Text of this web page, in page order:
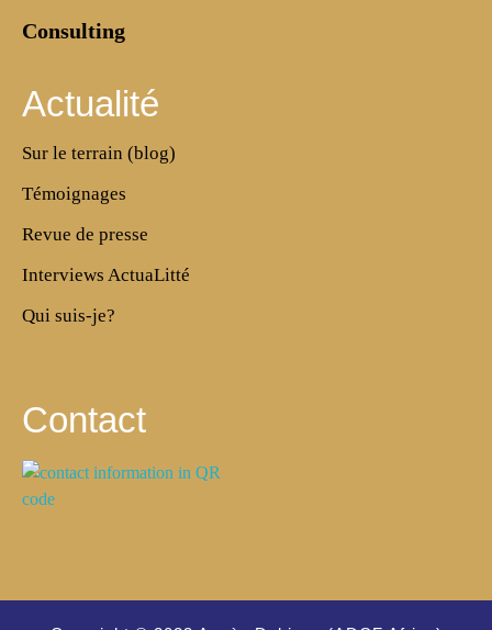
Consulting
Actualité
Sur le terrain (blog)
Témoignages
Revue de presse
Interviews ActuaLitté
Qui suis-je?
Contact